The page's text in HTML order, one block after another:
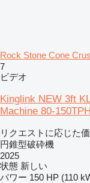
Rock Stone Cone
7
ビデオ
Kinglink NEW 3ft
Machine 80-150TPH
リクエストに応じた
円錐型破砕機
2025
状態 新しい
パワー 150 HP (110